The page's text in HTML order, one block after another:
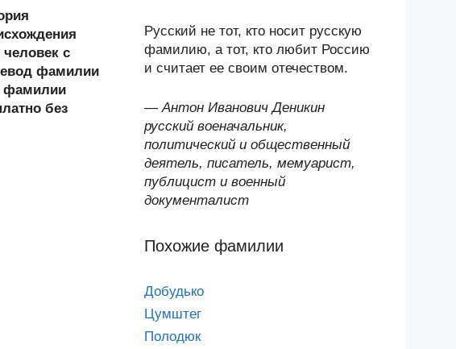
с
фамилии
фамилии
без
Русский не тот, кто носит русскую
фамилию, а тот, кто любит Россию
и считает ее своим отечеством.
— Антон Иванович Деникин
русский военачальник,
политический и общественный
деятель, писатель, мемуарист,
публицист и военный
документалист
Похожие фамилии
Добудько
Цумштег
Полодюк